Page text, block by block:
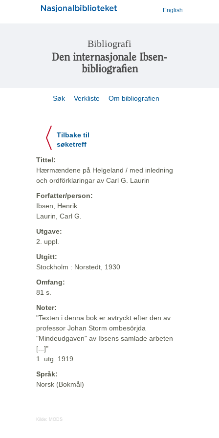
English
Bibliografi
Den internasjonale Ibsen-
bibliografien
Søk Verkliste Om bibliografien
Tilbake til
søketreff
Tittel:
Hærmændene på Helgeland / med inledning
och ordförklaringar av Carl G. Laurin
Forfatter/person:
Ibsen, Henrik
Laurin, Carl G.
Utgave:
2. uppl.
Utgitt:
Stockholm : Norstedt, 1930
Omfang:
81 s.
Noter:
"Texten i denna bok er avtryckt efter den av
professor Johan Storm ombesörjda
"Mindeudgaven" av Ibsens samlade arbeten
[...]"
1. utg. 1919
Språk:
Norsk (Bokmål)
Kilde: MODS